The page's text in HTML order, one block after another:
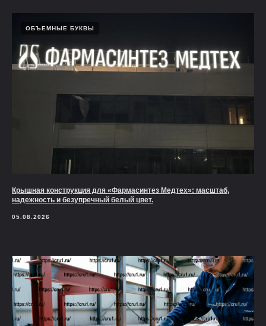
ОБЪЕМНЫЕ БУКВЫ
Крышная конструкция для «Фармасинтез Медтех»: масштаб,
надежность и безупречный белый цвет.
05.08.2026